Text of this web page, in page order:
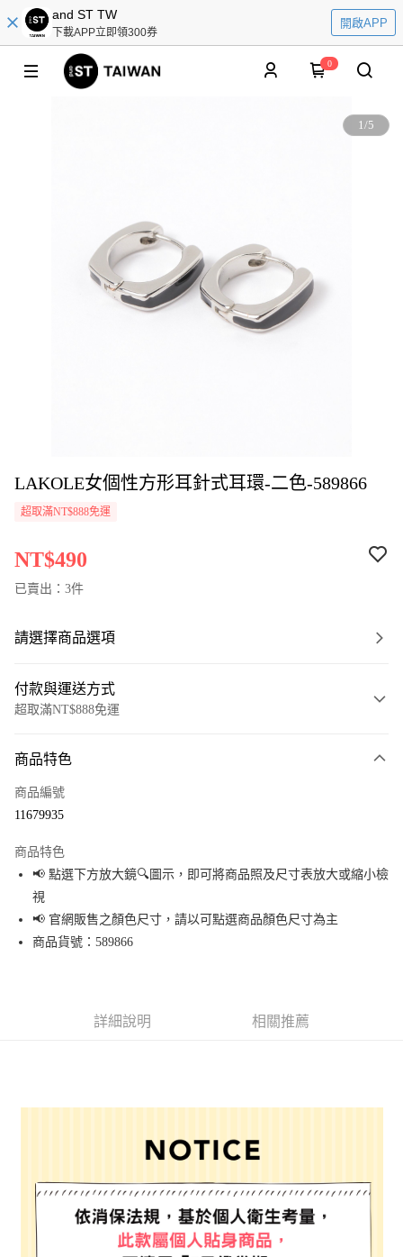
and ST TW
下載APP立即領300券
開啟APP
0
1/5
LAKOLE女個性方形耳針式耳環-二色-589866
超取滿NT$888免運
NT$490
已賣出：3件
請選擇商品選項
付款與運送方式
超取滿NT$888免運
信用卡一次付款
Apple Pay
街口支付
悠遊付
2.付款方式選擇「大哥付你分期」，訂單成立後會自動跳轉到大哥付的交易
3.實際核准額度、可分期數及費用金額請依後續交易確認頁面所載為準。
消。如遇「轉專審核」未通過狀況，表示未達大哥付你分期系統評分，恕無
法說明評估內容。
【繳款方式說明】
1.分期款項不併入電信帳單，「大哥付你分期」於每月結算日後寄送繳費提
AFTEE先享後付是「在收到商品之後才付款」的支付方式。 讓您購物簡單便
１．簡單：不需註冊會員、不需綁卡、不需儲值。
２．便利：只要手機號碼，簡訊認證，即可結帳。
３．安心：先確認商品／服務後，再付款。
【「AFTEE先享後付」結帳流程】
全家 取貨付款
每筆NT$80，滿NT$888(含以上)免運費
商品特色
商品編號
11679935
商品特色
📢 點選下方放大鏡🔍圖示，即可將商品照及尺寸表放大或縮小檢
視
📢 官網販售之顏色尺寸，請以可點選商品顏色尺寸為主
商品貨號：589866
詳細說明 相關推薦